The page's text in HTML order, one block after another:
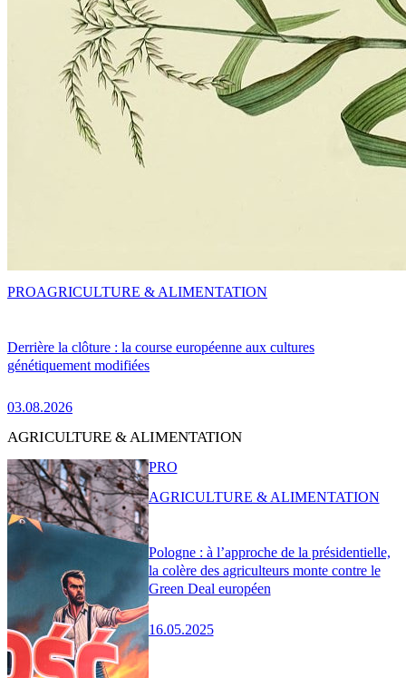
Derrière la clôture : la course européenne aux cultures
génétiquement modifiées
03.08.2026
PROAGRICULTURE & ALIMENTATION
AGRICULTURE & ALIMENTATION
Pologne : à l’approche de la présidentielle,
la colère des agriculteurs monte contre le
Green Deal européen
16.05.2025
PRO
AGRICULTURE & ALIMENTATION